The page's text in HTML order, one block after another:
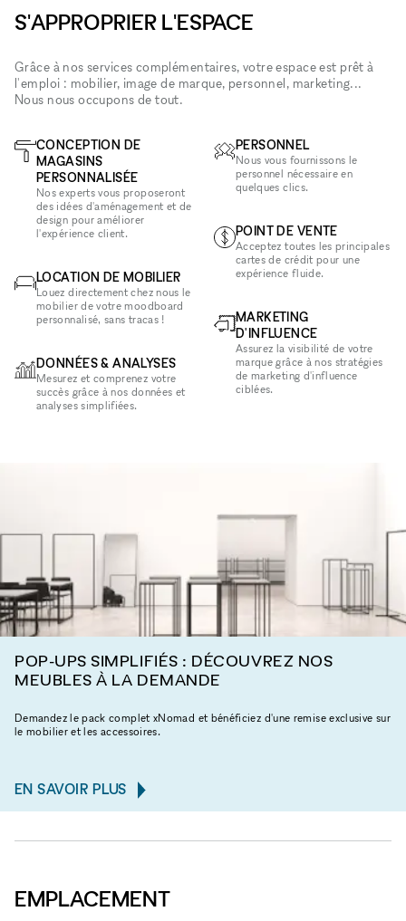
S'APPROPRIER L'ESPACE
Grâce à nos services complémentaires, votre espace est prêt à
l'emploi : mobilier, image de marque, personnel, marketing...
Nous nous occupons de tout.
CONCEPTION DE
MAGASINS
PERSONNALISÉE
Nos experts vous proposeront
des idées d'aménagement et de
design pour améliorer
l'expérience client.
LOCATION DE MOBILIER
Louez directement chez nous le
mobilier de votre moodboard
personnalisé, sans tracas !
DONNÉES & ANALYSES
Mesurez et comprenez votre
succès grâce à nos données et
analyses simplifiées.
PERSONNEL
Nous vous fournissons le
personnel nécessaire en
quelques clics.
POINT DE VENTE
Acceptez toutes les principales
cartes de crédit pour une
expérience fluide.
MARKETING
D'INFLUENCE
Assurez la visibilité de votre
marque grâce à nos stratégies
de marketing d'influence
ciblées.
POP-UPS SIMPLIFIÉS : DÉCOUVREZ NOS
MEUBLES À LA DEMANDE
Demandez le pack complet xNomad et bénéficiez d'une remise exclusive sur
le mobilier et les accessoires.
EN SAVOIR PLUS
EMPLACEMENT